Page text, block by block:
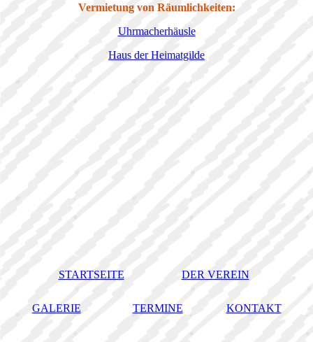
Vermietung von Räumlichkeiten:
Uhrmacherhäusle
Haus der Heimatgilde
STARTSEITE DER VEREIN
GALERIE TERMINE KONTAKT